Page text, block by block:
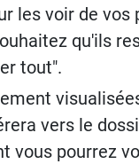
les voir de vos
qu'ils
tout".
vers le
vous pourrez